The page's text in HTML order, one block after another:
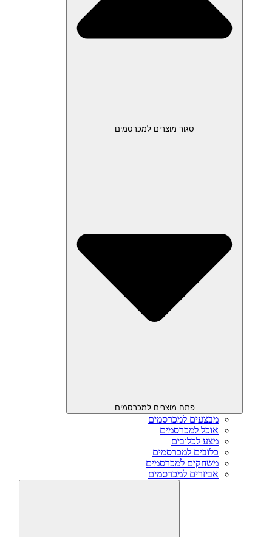
סגור מוצרים למכרסמים
פתח מוצרים למכרסמים
מבצעים למכרסמים
אוכל למכרסמים
מצע לכלובים
כלובים למכרסמים
משחקים למכרסמים
אביזרים למכרסמים